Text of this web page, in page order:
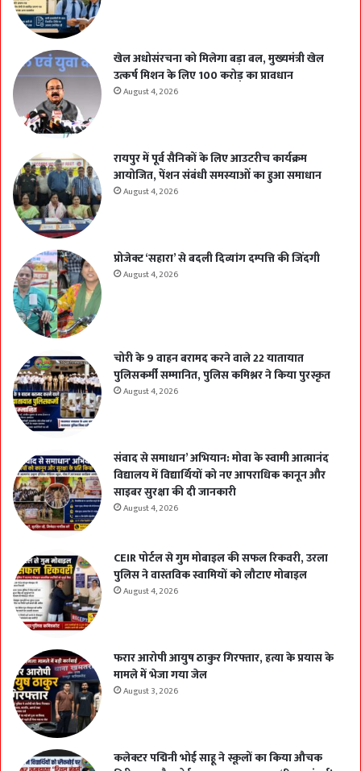
खेल अधोसंरचना को मिलेगा बड़ा बल, मुख्यमंत्री खेल
उत्कर्ष मिशन के लिए 100 करोड़ का प्रावधान
August 4, 2026
रायपुर में पूर्व सैनिकों के लिए आउटरीच कार्यक्रम
आयोजित, पेंशन संबंधी समस्याओं का हुआ समाधान
August 4, 2026
प्रोजेक्ट ‘सहारा’ से बदली दिव्यांग दम्पत्ति की जिंदगी
August 4, 2026
चोरी के 9 वाहन बरामद करने वाले 22 यातायात
पुलिसकर्मी सम्मानित, पुलिस कमिश्नर ने किया पुरस्कृत
August 4, 2026
संवाद से समाधान’ अभियान: मोवा के स्वामी आत्मानंद
विद्यालय में विद्यार्थियों को नए आपराधिक कानून और
साइबर सुरक्षा की दी जानकारी
August 4, 2026
CEIR पोर्टल से गुम मोबाइल की सफल रिकवरी, उरला
पुलिस ने वास्तविक स्वामियों को लौटाए मोबाइल
August 4, 2026
फरार आरोपी आयुष ठाकुर गिरफ्तार, हत्या के प्रयास के
मामले में भेजा गया जेल
August 3, 2026
कलेक्टर पद्मिनी भोई साहू ने स्कूलों का किया औचक